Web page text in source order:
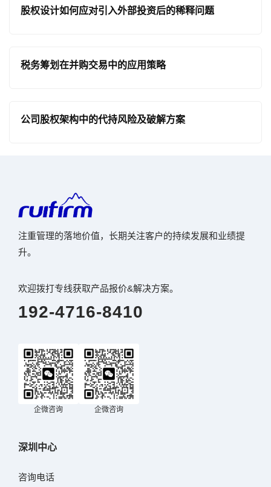
股权设计如何应对引入外部投资后的稀释问题
税务筹划在并购交易中的应用策略
公司股权架构中的代持风险及破解方案
注重管理的落地价值，长期关注客户的持续发展和业绩提
升。
欢迎拨打专线获取产品报价&解决方案。
192-4716-8410
企微咨询 企微咨询
深圳中心
咨询电话